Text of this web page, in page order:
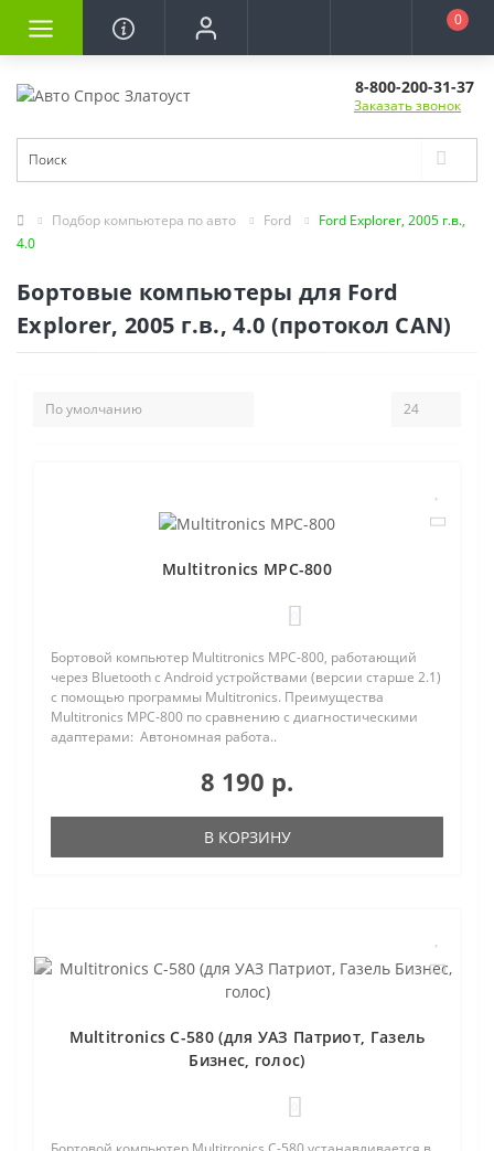
0
8-800-200-31-37
Заказать звонок
Подбор компьютера по авто Ford
Ford Explorer, 2005 г.в.,
4.0
Бортовые компьютеры для Ford
Explorer, 2005 г.в., 4.0 (протокол CAN)
Multitronics MPC-800
Бортовой компьютер Multitronics MPC-800, работающий
через Bluetooth с Android устройствами (версии старше 2.1)
с помощью программы Multitronics. Преимущества
Multitronics MPC-800 по сравнению с диагностическими
адаптерами: Автономная работа..
8 190 р.
В КОРЗИНУ
Multitronics C-580 (для УАЗ Патриот, Газель
Бизнес, голос)